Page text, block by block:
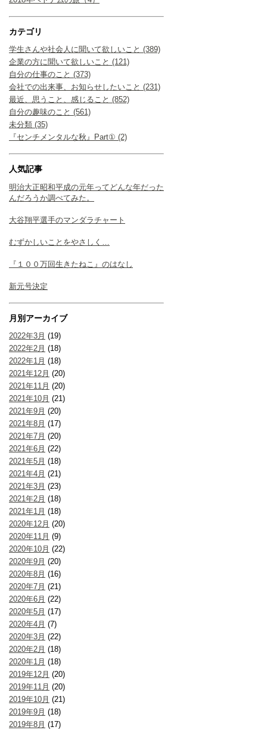
カテゴリ
学生さんや社会人に聞いて欲しいこと (389)
企業の方に聞いて欲しいこと (121)
自分の仕事のこと (373)
会社での出来事、お知らせしたいこと (231)
最近、思うこと、感じること (852)
自分の趣味のこと (561)
未分類 (35)
『センチメンタルな秋』Part① (2)
人気記事
明治大正昭和平成の元年ってどんな年だった
んだろうか調べてみた。
大谷翔平選手のマンダラチャート
むずかしいことをやさしく…
『１００万回生きたねこ』のはなし
新元号決定
月別アーカイブ
2022年3月 (19)
2022年2月 (18)
2022年1月 (18)
2021年12月 (20)
2021年11月 (20)
2021年10月 (21)
2021年9月 (20)
2021年8月 (17)
2021年7月 (20)
2021年6月 (22)
2021年5月 (18)
2021年4月 (21)
2021年3月 (23)
2021年2月 (18)
2021年1月 (18)
2020年12月 (20)
2020年11月 (9)
2020年10月 (22)
2020年9月 (20)
2020年8月 (16)
2020年7月 (21)
2020年6月 (22)
2020年5月 (17)
2020年4月 (7)
2020年3月 (22)
2020年2月 (18)
2020年1月 (18)
2019年12月 (20)
2019年11月 (20)
2019年10月 (21)
2019年9月 (18)
2019年8月 (17)